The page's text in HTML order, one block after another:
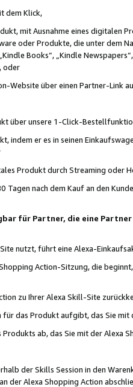
dem Klick,
mit Ausnahme eines digitalen
oder Produkte, die unter dem
Books“, „Kindle
oder
Website über einen Partner-Link
über unsere 1-Click-
indem er es in seinen
Produkt durch Streaming oder
nach dem Kauf an den
für Partner, die eine
nutzt, führt eine Alexa-
Action-Sitzung, die
zu Ihrer Alexa Skill-Site
das Produkt aufgibt, das Sie mit
Produkts ab, das Sie mit der Alexa
der Skills Session in den
der Alexa Shopping Action